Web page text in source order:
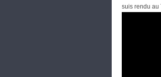
suis rendu au